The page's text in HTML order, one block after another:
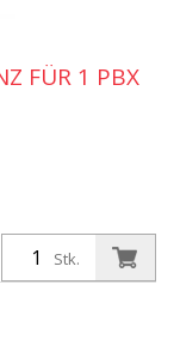
Stk.
FÜR 1 PBX